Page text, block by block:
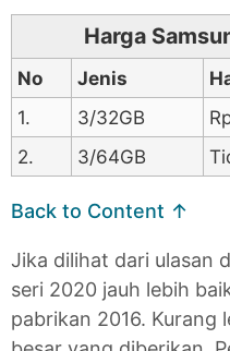
Harga
No Jenis
1.
3/32GB
2.
3/64GB
Back to Content ↑
Jika dilihat dari ulasan
seri 2020 jauh lebih
pabrikan 2016. Kurang